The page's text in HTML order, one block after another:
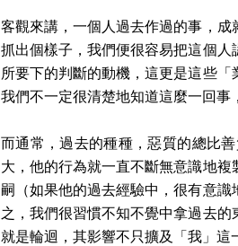
客觀來講，一個人過去作過的事，
抓出個樣子，我們便很容易把這個
所要下的判斷的動機，這更是這些
我們不一定很清楚地知道這麼一回事
而通常，過去的種種，惡質的總比
大，他的行為就一直不斷無意識地
嗣（如果他的過去經驗中，很有意
之，我們很習慣不知不覺中拿過去
就是輪迴，其影響不只擴及「我」這